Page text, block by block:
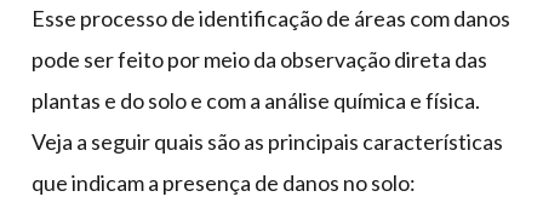
Esse processo de identificação de áreas com danos
pode ser feito por meio da observação direta das
plantas e do solo e com a análise química e física.
Veja a seguir quais são as principais características
que indicam a presença de danos no solo: